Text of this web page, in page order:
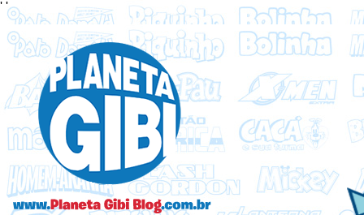
' '